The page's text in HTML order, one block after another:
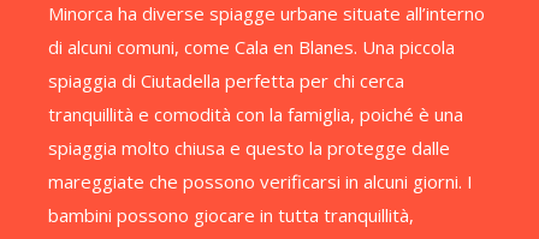
Minorca ha diverse spiagge urbane situate all’interno
di alcuni comuni, come Cala en Blanes. Una piccola
spiaggia di Ciutadella perfetta per chi cerca
tranquillità e comodità con la famiglia, poiché è una
spiaggia molto chiusa e questo la protegge dalle
mareggiate che possono verificarsi in alcuni giorni. I
bambini possono giocare in tutta tranquillità,